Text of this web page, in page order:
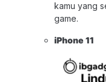
kamu yang
game.
iPhone 11